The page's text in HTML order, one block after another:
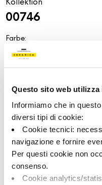
Questo sito web utilizza
Informiamo che in
diversi tipi di cookie:
Cookie tecnici:
navigazione e fornire
Per questi cookie non
consenso.
Cookie analytics/
00746
Farbe:
Grau
Format: